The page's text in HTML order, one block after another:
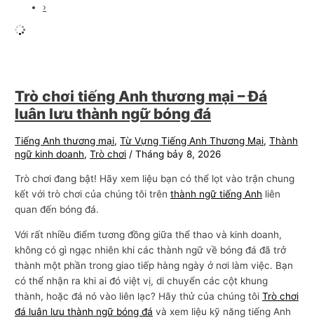
›
Trò chơi tiếng Anh thương mại – Đá
luân lưu thành ngữ bóng đá
Tiếng Anh thương mại,Từ Vựng Tiếng Anh Thương Mại,Thành
ngữ kinh doanh,Trò chơi /Tháng bảy 8, 2026
Trò chơi đang bật! Hãy xem liệu bạn có thể lọt vào trận chung
kết với trò chơi của chúng tôi trênthành ngữ tiếng Anh liên
quan đến bóng đá.
Với rất nhiều điểm tương đồng giữa thể thao và kinh doanh,
không có gì ngạc nhiên khi các thành ngữ về bóng đá đã trở
thành một phần trong giao tiếp hàng ngày ở nơi làm việc. Bạn
có thể nhận ra khi ai đó việt vị, di chuyển các cột khung
thành, hoặc đá nó vào liên lạc? Hãy thử của chúng tôiTrò chơi
đá luân lưu thành ngữ bóng đá và xem liệu kỹ năng tiếng Anh